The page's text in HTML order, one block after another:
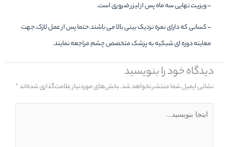
– ویزیت نهایی سه ماه پس از لیزر ضروری است.
– کسانی که دارای نمره نزدیک بینی بالا می باشند.حتما پس از عمل لازک.جهت
معاینه دوره ای شبکیه به پزشک متخصص چشم مراجعه نمایند.
دیدگاه‌ خود را بنویسید
نشانی ایمیل شما منتشر نخواهد شد.بخش‌های موردنیاز علامت‌گذاری شده‌اند*
بنویسید…